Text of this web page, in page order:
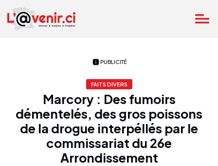
PUBLICITÉ
FAITS DIVERS
Marcory : Des fumoirs
démentelés, des gros poissons
de la drogue interpéllés par le
commissariat du 26e
Arrondissement